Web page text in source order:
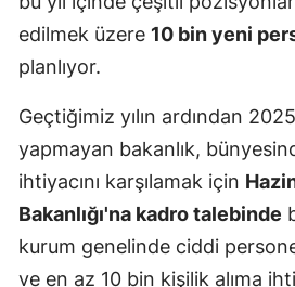
edilmek üzere 10 bin yeni
planlıyor.
Geçtiğimiz yılın ardından
yapmayan bakanlık,
ihtiyacını karşılamak için
Bakanlığı'na kadro talebinde
kurum genelinde ciddi
ve en az 10 bin kişilik alıma